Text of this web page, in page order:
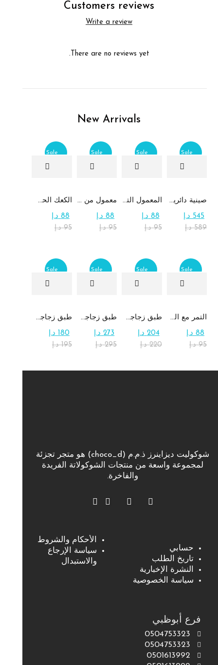
Customers reviews
Write a review
There are no reviews yet.
New Arrivals
Sale
صينية دائرية كبيرة جداً من الشوكولاتة والرهش
589 د.إ
545 د.إ
Sale
المعمول التقليدي بالتمر
95 د.إ
88 د.إ
Sale
معمول من القمح الكامل بدون سكر
95 د.إ
88 د.إ
Sale
الكعك الحساوي بالتمر
95 د.إ
88 د.إ
Sale
التمر مع الطحينة (التمريه)
95 د.إ
88 د.إ
Sale
طبق زجاجي مربع يحتوي على تشكيلة من الشوكولاتة
220 د.إ
204 د.إ
Sale
طبق زجاجي دائري للحلوى مع الشوكولاتة
295 د.إ
273 د.إ
Sale
طبق زجاجي مربع يحتوي على الرهش
195 د.إ
180 د.إ
شوكوليت ديزاينرز ذ.م.م (choco_d) هو متجر تجزئة
لمجموعة واسعة من منتجات الشوكولاتة الفريدة
والفاخرة.
حسابي
تاريخ الطلب
النشرة الإخبارية
سياسة الخصوصية
الأحكام والشروط
سياسة الإرجاع
والاستبدال
فرع أبوظبي
0504753323
0504753323
0501613992